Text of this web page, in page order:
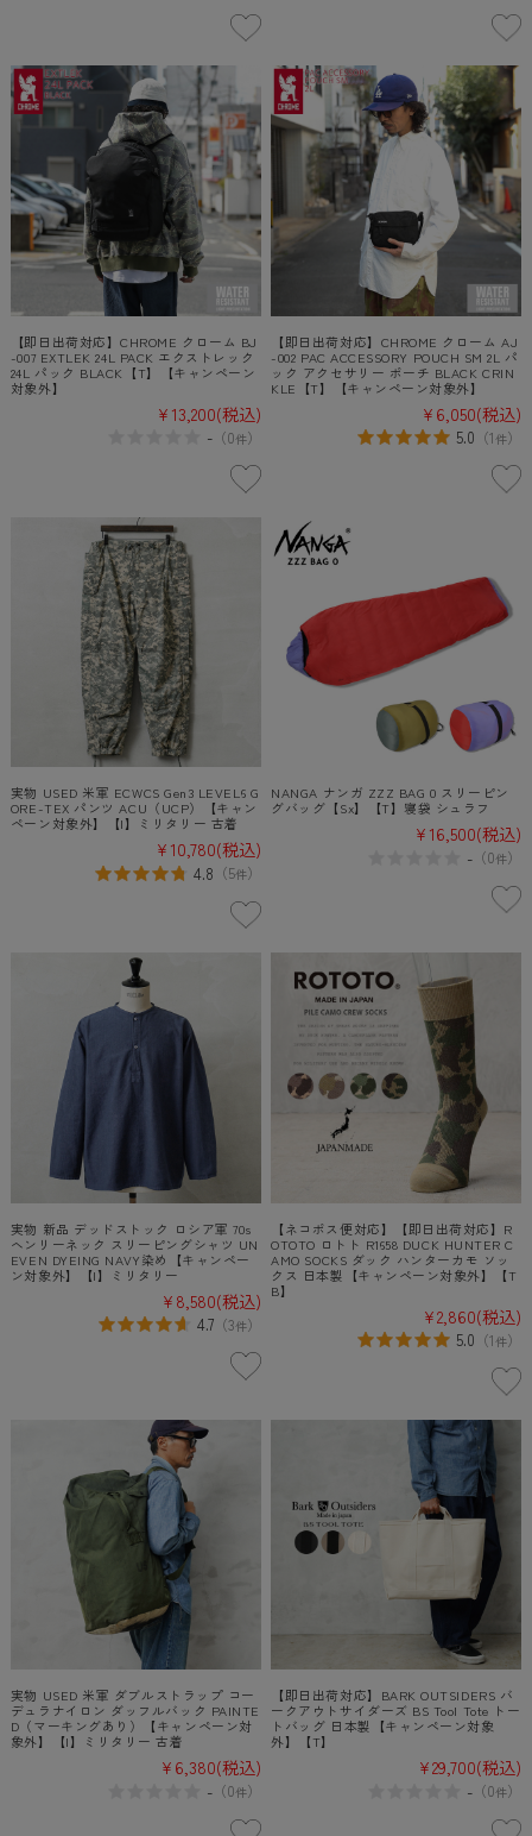
【即日出荷対応】CHROME クローム BJ
-007 EXTLEK 24L PACK エクストレック
24L パック BLACK【T】【キャンペーン
対象外】
¥13,200(税込)
-（0件）
【即日出荷対応】CHROME クローム AJ
-002 PAC ACCESSORY POUCH SM 2L パ
ック アクセサリー ポーチ BLACK CRIN
KLE【T】【キャンペーン対象外】
¥6,050(税込)
5.0 （1件）
実物 USED 米軍 ECWCS Gen3 LEVEL6 G
ORE-TEX パンツ ACU（UCP）【キャン
ペーン対象外】【I】ミリタリー 古着
¥10,780(税込)
4.8 （5件）
NANGA ナンガ ZZZ BAG 0 スリーピン
グバッグ【Sx】【T】寝袋 シュラフ
¥16,500(税込)
- （0件）
実物 新品 デッドストック ロシア軍 70s
ヘンリーネック スリーピングシャツ UN
EVEN DYEING NAVY染め【キャンペー
ン対象外】【I】ミリタリー
¥8,580(税込)
4.7（3件）
【ネコポス便対応】【即日出荷対応】R
OTOTO ロトト R1658 DUCK HUNTER C
AMO SOCKS ダック ハンターカモ ソッ
クス 日本製【キャンペーン対象外】【T
B】
¥2,860(税込)
5.0 （1件）
実物 USED 米軍 ダブルストラップ コー
デュラナイロン ダッフルバック PAINTE
D（マーキングあり）【キャンペーン対
象外】【I】ミリタリー 古着
¥6,380(税込)
-（0件）
【即日出荷対応】BARK OUTSIDERS バ
ークアウトサイダーズ BS Tool Tote トー
トバッグ 日本製【キャンペーン対象
外】【T】
¥29,700(税込)
- （0件）